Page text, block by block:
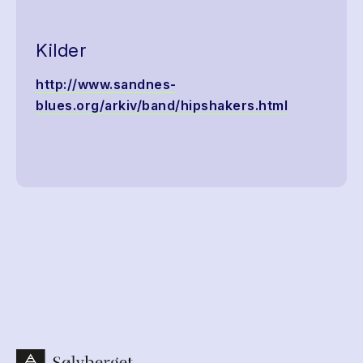
Kilder
http://www.sandnes-
blues.org/arkiv/band/hipshakers.html